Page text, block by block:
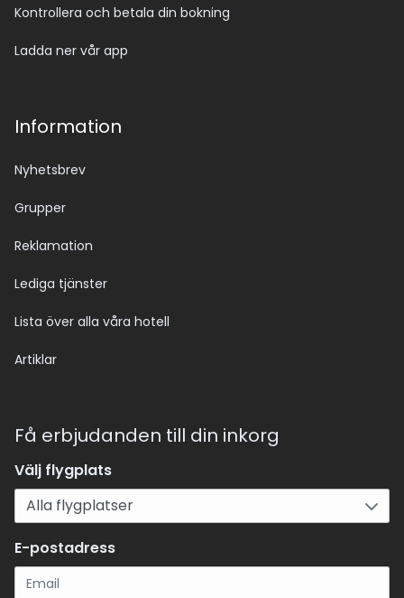
Kontrollera och betala din bokning
Ladda ner vår app
Information
Nyhetsbrev
Grupper
Reklamation
Lediga tjänster
Lista över alla våra hotell
Artiklar
Få erbjudanden till din inkorg
Välj flygplats
E-postadress